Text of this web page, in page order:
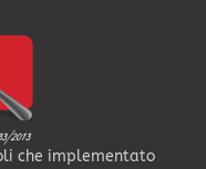
che implementato